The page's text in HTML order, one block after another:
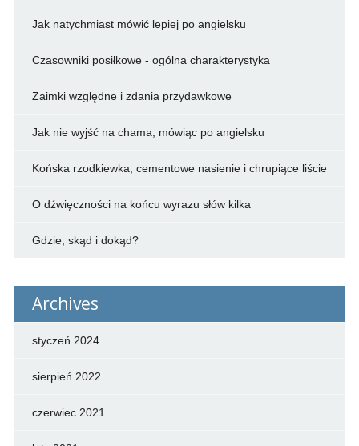
Jak natychmiast mówić lepiej po angielsku
Czasowniki posiłkowe - ogólna charakterystyka
Zaimki względne i zdania przydawkowe
Jak nie wyjść na chama, mówiąc po angielsku
Końska rzodkiewka, cementowe nasienie i chrupiące liście
O dźwięczności na końcu wyrazu słów kilka
Gdzie, skąd i dokąd?
Archives
styczeń 2024
sierpień 2022
czerwiec 2021